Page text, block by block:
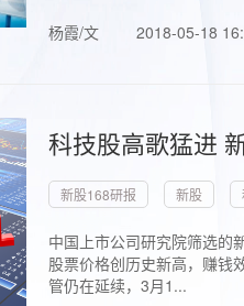
杨霞/文
2018-05-18
科技股高歌猛进
新股168研报 新股
中国上市公司研究院筛选的
股票价格创历史新高，赚钱
管仍在延续，3月1...